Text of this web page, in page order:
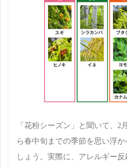
「花粉シーズン」と聞いて、2
ら春中旬までの季節を思い浮
しょう。実際に、アレルギー